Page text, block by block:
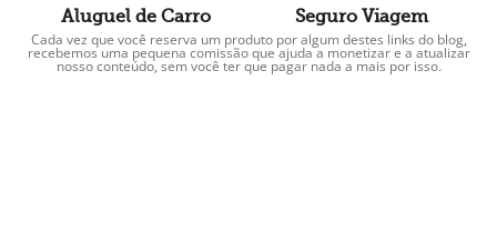
Aluguel de Carro Seguro Viagem
Cada vez que você reserva um produto por algum destes links do blog,
recebemos uma pequena comissão que ajuda a monetizar e a atualizar
nosso conteúdo, sem você ter que pagar nada a mais por isso.